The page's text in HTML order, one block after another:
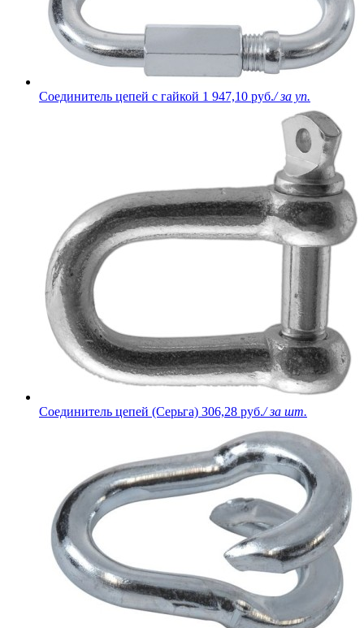
Соединитель цепей с гайкой 1 947,10 руб./ за уп.
Соединитель цепей (Серьга) 306,28 руб./ за шт.